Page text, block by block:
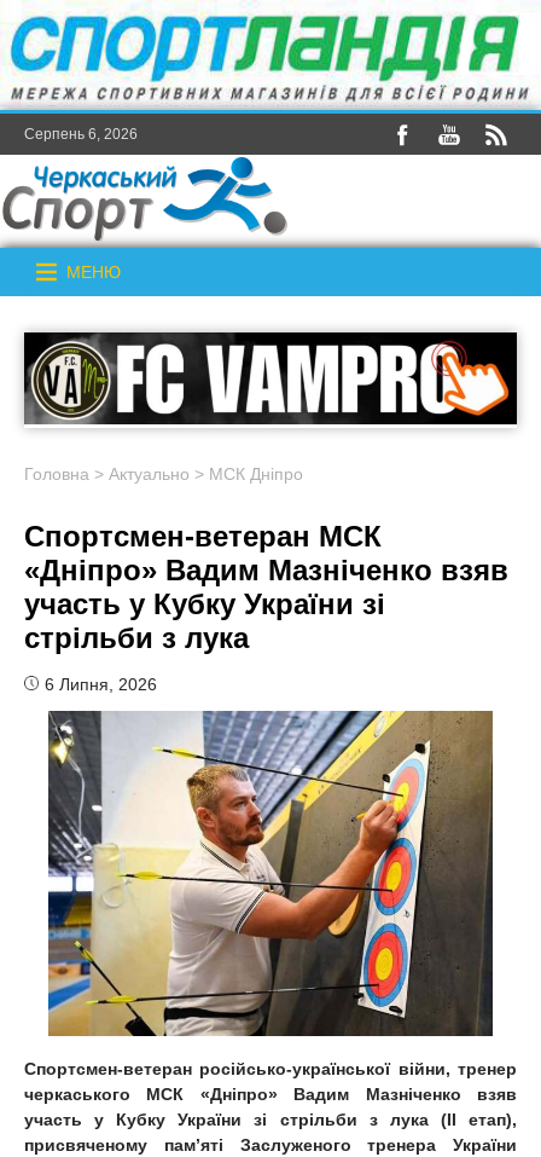
Серпень 6, 2026
МЕНЮ
Головна > Актуально > МСК Дніпро
Спортсмен-ветеран МСК
«Дніпро» Вадим Мазніченко взяв
участь у Кубку України зі
стрільби з лука
6 Липня, 2026
Спортсмен-ветеран російсько-української війни, тренер
черкаського МСК «Дніпро» Вадим Мазніченко взяв
участь у Кубку України зі стрільби з лука (ІІ етап),
присвяченому пам’яті Заслуженого тренера України